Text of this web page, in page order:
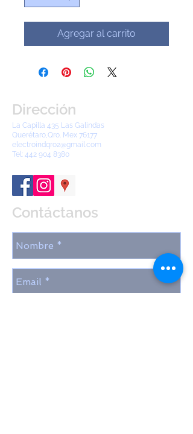
Agregar al carrito
Dirección
La Capilla 435 Las Galindas
Querétaro,Qro. Mex 76177
electroindqro2@gmail.com
Tel: 442 904 8380
Contáctanos